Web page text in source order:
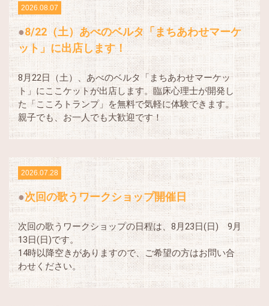
2026.08.07
8/22（土）あべのベルタ「まちあわせマーケ
ット」に出店します！
8月22日（土）、あべのベルタ「まちあわせマーケッ
ト」にここケットが出店します。臨床心理士が開発し
た「こころトランプ」を無料で気軽に体験できます。
親子でも、お一人でも大歓迎です！
2026.07.28
次回の歌うワークショップ開催日
次回の歌うワークショップの日程は、8月23日(日) 9月
13日(日)です。
14時以降空きがありますので、ご希望の方はお問い合
わせください。